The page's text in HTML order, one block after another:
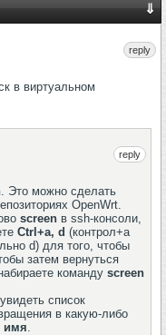
⇓
в виртуальном
reply
. Это можно сделать
OpenWrt.
screen в ssh-консоли,
Ctrl+a, d (контрол+а
d) для того, чтобы
затем вернуться
команду screen
список
в какую-либо
имя.
reply